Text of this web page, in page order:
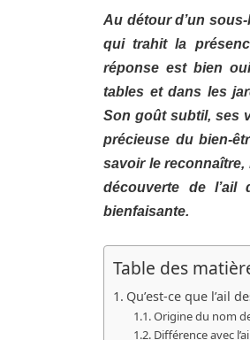
Au détour d’un sous-
qui trahit la
réponse est bien
tables et dans les
Son goût subtil, ses
précieuse du bien-
savoir le
découverte de l’ail
bienfaisante.
Table des
Qu’est-ce que l’ail
Origine du nom
Différence avec